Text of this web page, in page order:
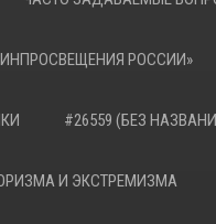
РОССИИ»
#26559 (БЕЗ
И ЭКСТРЕМИЗМА